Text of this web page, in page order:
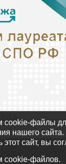
cookie-файлы
нашего
этот сайт, вы
cookie-файлов.